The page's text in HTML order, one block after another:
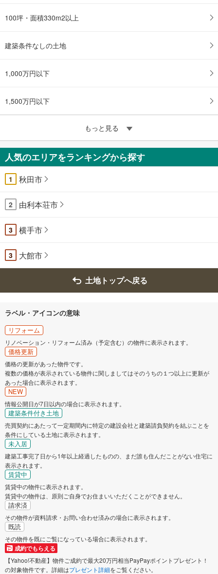
100坪・面積330m2以上
建築条件なしの土地
1,000万円以下
1,500万円以下
もっと見る
人気のエリアをランキングから探す
1 秋田市
2 由利本荘市
3 横手市
3 大館市
土地トップへ戻る
ラベル・アイコンの意味
リフォーム
リノベーション・リフォーム済み（予定含む）の物件に表示されます。
価格更新
価格の更新があった物件です。
複数の価格が表示されている物件に関しましてはそのうちの１つ以上に更新が
あった場合に表示されます。
NEW
情報公開日が7日以内の場合に表示されます。
建築条件付き土地
売買契約にあたって一定期間内に特定の建設会社と建築請負契約を結ぶことを
条件にしている土地に表示されます。
未入居
建築工事完了日から1年以上経過したものの、まだ誰も住んだことがない住宅に
表示されます。
賃貸中
賃貸中の物件に表示されます。
賃貸中の物件は、原則ご自身でお住まいいただくことができません。
請求済
その物件が資料請求・お問い合わせ済みの場合に表示されます。
既読
その物件を既にご覧になっている場合に表示されます。
成約でもらえる
【Yahoo!不動産】物件ご成約で最大20万円相当PayPayポイントプレゼント！
の対象物件です。詳細はプレゼント詳細をご覧ください。